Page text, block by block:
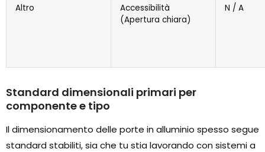
Altro
Accessibilità
(Apertura chiara)
N / A
Standard dimensionali primari per
componente e tipo
Il dimensionamento delle porte in alluminio spesso segue
standard stabiliti, sia che tu stia lavorando con sistemi a